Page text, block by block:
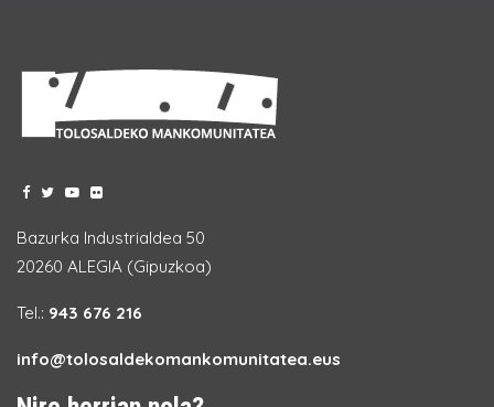
Bazurka Industrialdea 50
20260 ALEGIA (Gipuzkoa)
Tel.: 943 676 216
info@tolosaldekomankomunitatea.eus